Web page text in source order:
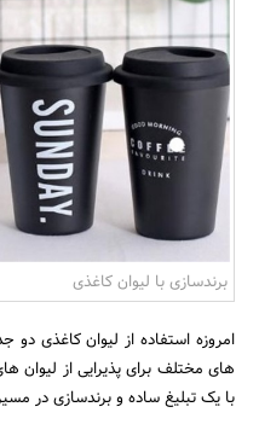
برندسازی با لیوان کاغذی
امروزه استفاده از لیوان کاغذی
های مختلف برای پذیرایی از
با یک تبلیغ ساده و برندسازی در